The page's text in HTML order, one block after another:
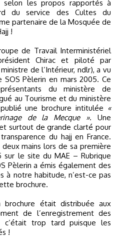
les propos rapportés à
du service des Cultes du
partenaire de la Mosquée de
!
de Travail Interministériel
Chirac et piloté par
de l’Intérieur, ndlr), a vu
Pèlerin en mars 2005. Ce
du ministère de
au Tourisme et du ministère
une brochure intitulée «
de la Mecque ». Une
surtout de grande clarté pour
du hajj en France.
mains lors de sa première
sur le site du MAE – Rubrique
Pèlerin a émis également des
à notre habitude, n’est-ce pas
brochure.
était distribuée aux
de l’enregistrement des
c’était trop tard puisque les
!